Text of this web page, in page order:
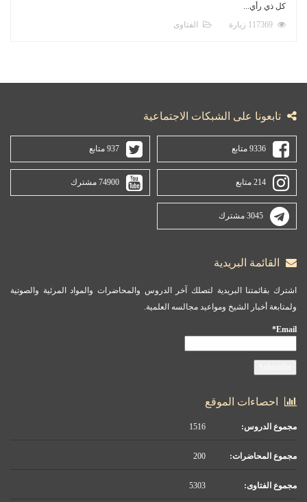
كل ذي رأي...
الفتاوى
تابعونا على الشبكات الاجتماعية
9336 متابع 937 متابع
214 متابع 74900 مشترك
3045 مشترك
القائمة البريدية
اشترك بقائمتنا البريدية لتصلك آخر الدروس والمحاضرات والمواد المرئية والصوتية
ولمتابعة أخبار الشيخ ومواعيد مجالسه العلمية.
Email*
احصاءات الموقع
مجموع الدروس:
مجموع المحاضرات:
مجموع الفتاوى: